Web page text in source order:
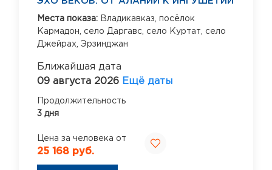
Места показа: Владикавказ, посёлок
Кармадон, село Даргавс, село Куртат, село
Джейрах, Эрзинджан
Ближайшая дата
09 августа 2026 Ещё даты
Продолжительность
3 дня
Цена за человека от
25 168 руб.